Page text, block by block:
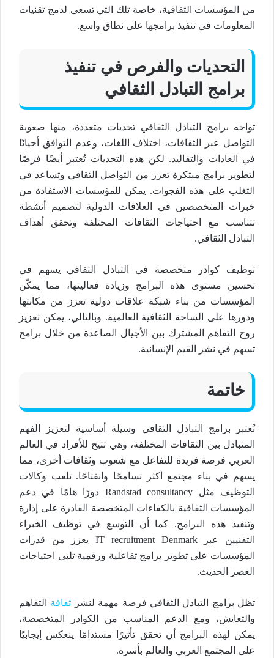
من المؤسسات الثقافية، خاصة تلك التي تسعى لدمج تقنيات
المعلومات في تنفيذ برامجها على نطاق واسع.
التحديات والفرص في تنفيذ
برامج التبادل الثقافي
تواجه برامج التبادل الثقافي تحديات متعددة، منها صعوبة
التواصل عبر الثقافات، اختلاف اللغات، وعدم التوافق أحيانًا
في العادات والتقاليد. لكن هذه التحديات تُعتبر أيضًا فرصًا
لتطوير برامج مبتكرة تعزز من التواصل الثقافي وتساعد في
التغلب على هذه الفجوات. يمكن للمؤسسات الاستفادة من
خبرات المتخصصين في العلاقات الدولية لتصميم أنشطة
تتناسب مع احتياجات الثقافات المختلفة وتحقق أهداف
التبادل الثقافي.
توظيف كوادر متخصصة في التبادل الثقافي يسهم في
تحسين مستوى هذه البرامج وزيادة فعاليتها، مما يمكّن
المؤسسات من بناء شبكة علاقات دولية تعزز من مكانتها
ودورها على الساحة الثقافية العالمية. وبالتالي، يمكن تعزيز
روح التفاهم المشترك بين الأجيال الصاعدة من خلال برامج
تسهم في نشر القيم الإنسانية.
خاتمة
تُعتبر برامج التبادل الثقافي وسيلة أساسية لتعزيز الفهم
المتبادل بين الثقافات المختلفة، وهي تتيح للأفراد في العالم
العربي فرصة فريدة للتفاعل مع شعوب وثقافات أخرى، مما
يسهم في بناء مجتمع أكثر تسامحًا وانفتاحًا. تلعب وكالات
التوظيف مثل Randstad consultancy دورًا هامًا في دعم
المؤسسات الثقافية بالكفاءات المتخصصة القادرة على إدارة
وتنفيذ هذه البرامج. كما أن التوسع في توظيف الخبراء
التقنيين عبر IT recruitment Denmark يعزز من قدرات
المؤسسات على تطوير برامج تفاعلية ورقمية تلبي احتياجات
العصر الحديث.
تظل برامج التبادل الثقافي فرصة مهمة لنشر ثقافة التفاهم
والتعايش، ومع الدعم المناسب من الكوادر المتخصصة،
يمكن لهذه البرامج أن تحقق تأثيرًا مستدامًا ينعكس إيجابيًا
على المجتمع العربي والعالم بأسره.